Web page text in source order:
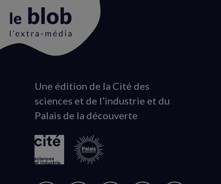
Animation
du
logo
Une édition de la Cité des
sciences et de l’industrie et du
Palais de la découverte